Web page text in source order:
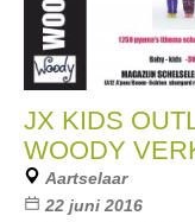
JX KIDS
WOODY
Aartselaar
22 juni 2016